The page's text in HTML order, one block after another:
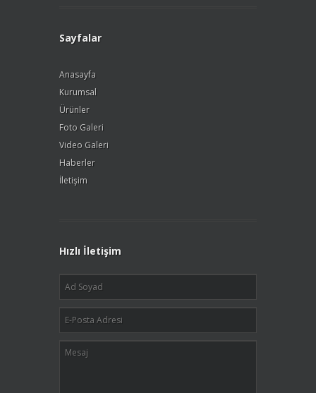
Sayfalar
Anasayfa
Kurumsal
Ürünler
Foto Galeri
Video Galeri
Haberler
İletişim
Hızlı İletişim